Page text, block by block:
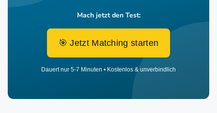
Mach jetzt den Test:
🎯 Jetzt Matching starten
Dauert nur 5-7 Minuten • Kostenlos & unverbindlich